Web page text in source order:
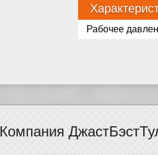
Рабочее
Компания